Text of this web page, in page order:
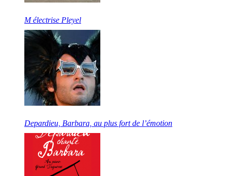
M électrise Pleyel
Depardieu, Barbara, au plus fort de l’émotion